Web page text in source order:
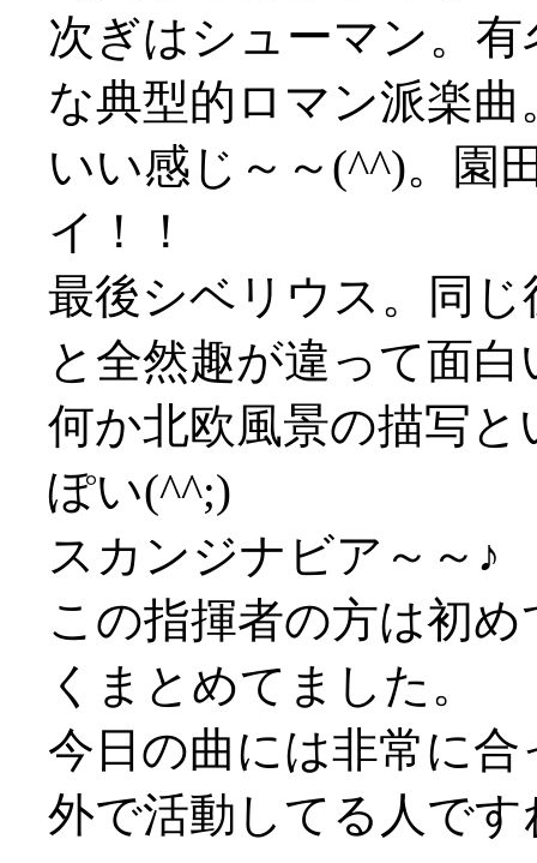
次ぎはシューマン。
な典型的ロマン派楽曲
いい感じ～～(^^)。園
イ！！
最後シベリウス。同
と全然趣が違って面
何か北欧風景の描写
ぽい(^^;)
スカンジナビア～～♪
この指揮者の方は初
くまとめてました。
今日の曲には非常に
外で活動してる人です